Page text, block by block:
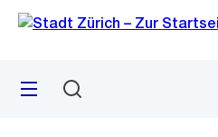
Navigation
Sprunglink
Menü